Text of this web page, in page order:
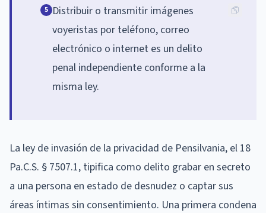
5 Distribuir o transmitir imágenes
voyeristas por teléfono, correo
electrónico o internet es un delito
penal independiente conforme a la
misma ley.
La ley de invasión de la privacidad de Pensilvania, el 18
Pa.C.S. § 7507.1, tipifica como delito grabar en secreto
a una persona en estado de desnudez o captar sus
áreas íntimas sin consentimiento. Una primera condena